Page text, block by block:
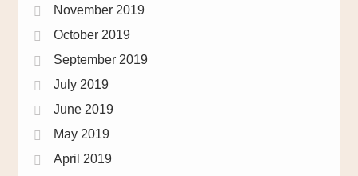
November 2019
October 2019
September 2019
July 2019
June 2019
May 2019
April 2019